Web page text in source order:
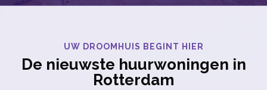
UW DROOMHUIS BEGINT HIER
De nieuwste huurwoningen in
Rotterdam